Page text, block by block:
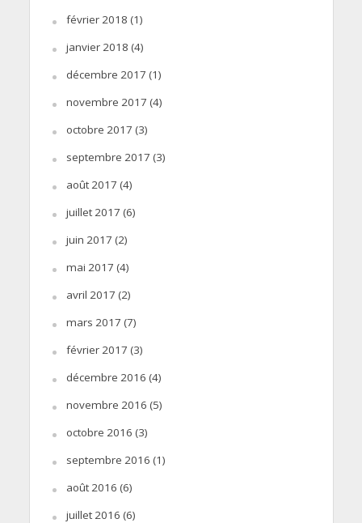
février 2018 (1)
janvier 2018 (4)
décembre 2017 (1)
novembre 2017 (4)
octobre 2017 (3)
septembre 2017 (3)
août 2017 (4)
juillet 2017 (6)
juin 2017 (2)
mai 2017 (4)
avril 2017 (2)
mars 2017 (7)
février 2017 (3)
décembre 2016 (4)
novembre 2016 (5)
octobre 2016 (3)
septembre 2016 (1)
août 2016 (6)
juillet 2016 (6)